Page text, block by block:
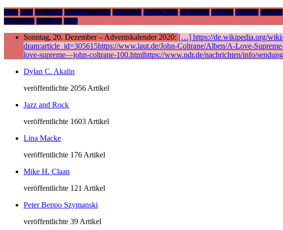
Berlin Bonn Cem Akalin Crossroads Festival Deep Purple Dream Theater Frank Zappa Hamburg Harmonie Interview
neues Album Rockpalast WDR
Sonntag, 20. Dezember – Adventskalender 2020: […] https://de.wikipedia.org/wiki/
dram:article_id=305615https://www.laut.de/John-Coltrane/Alben/A-Love-
love-supreme—john-coltrane-100.htmlhttps://www.ndr.de/nachrichten/info/
Dylan C. Akalin
veröffentlichte 2056 Artikel
Jazz and Rock
veröffentlichte 1603 Artikel
Lina Macke
veröffentlichte 176 Artikel
Mike H. Claan
veröffentlichte 121 Artikel
Peter Beppo Szymanski
veröffentlichte 39 Artikel